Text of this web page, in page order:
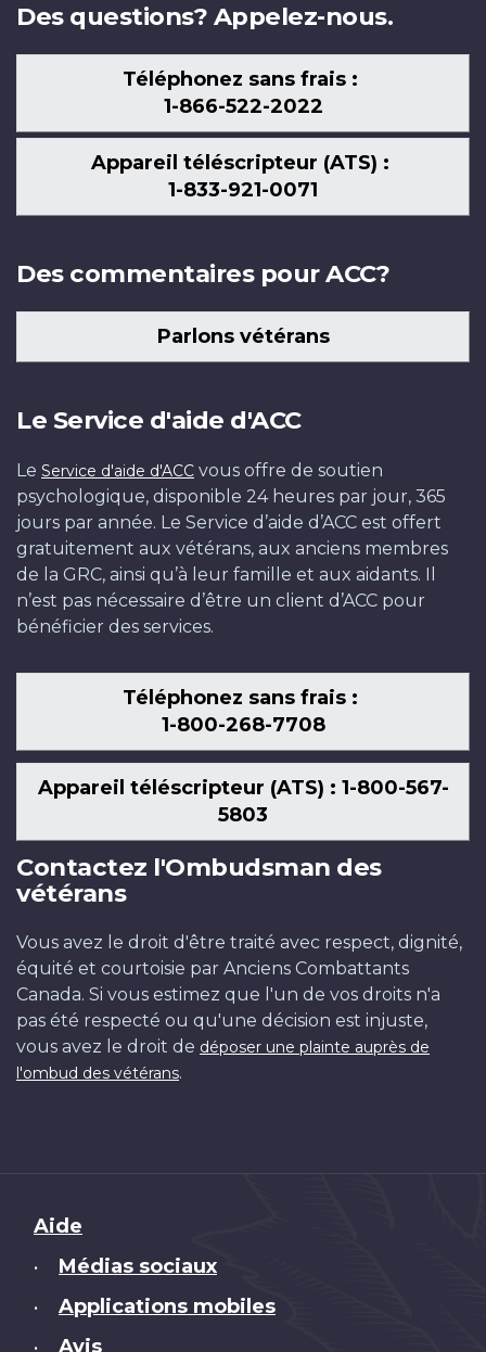
Des questions? Appelez-nous.
Téléphonez sans frais :
1-866-522-2022
Appareil téléscripteur (ATS) :
1-833-921-0071
Des commentaires pour ACC?
Parlons vétérans
Le Service d'aide d'ACC
Le Service d'aide d'ACC vous offre de soutien
psychologique, disponible 24 heures par jour, 365
jours par année. Le Service d’aide d’ACC est offert
gratuitement aux vétérans, aux anciens membres
de la GRC, ainsi qu’à leur famille et aux aidants. Il
n’est pas nécessaire d’être un client d’ACC pour
bénéficier des services.
Téléphonez sans frais :
1-800-268-7708
Appareil téléscripteur (ATS) : 1-800-567-
5803
Contactez l'Ombudsman des
vétérans
Vous avez le droit d'être traité avec respect, dignité,
équité et courtoisie par Anciens Combattants
Canada. Si vous estimez que l'un de vos droits n'a
pas été respecté ou qu'une décision est injuste,
vous avez le droit de déposer une plainte auprès de
l'ombud des vétérans.
Brand
Aide
• Médias sociaux
• Applications mobiles
• Avis